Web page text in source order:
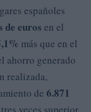
españoles
de euros en el
más que en el
ahorro generado
realizada,
de 6.871